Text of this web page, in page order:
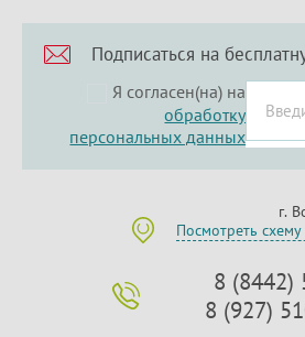
Подписаться на
Я согласен(на) на
обработку
персональных данных
г.
Посмотреть
8 (8442)
8 (927)